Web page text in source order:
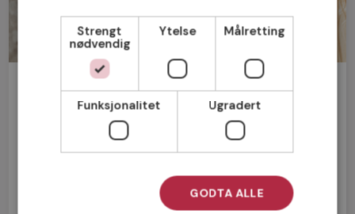
Bli medlem gratis!
Mann Kvinne
Strengt
nødvendig
Ytelse Målretting
Funksjonalitet Ugradert
GODTA ALLE